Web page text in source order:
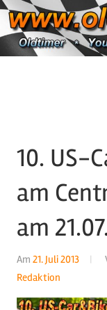
Zum
Inhalt
springen
https://
Motorsport
Tuning
10. US-
am
am
Am 21. Juli 2013
Redaktion